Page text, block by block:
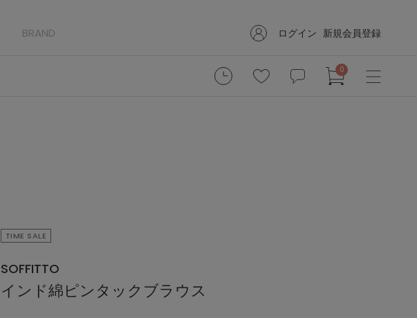
BRAND ログイン 新規会員登録
0
TIME SALE
SOFFITTO
インド綿ピンタックブラウス